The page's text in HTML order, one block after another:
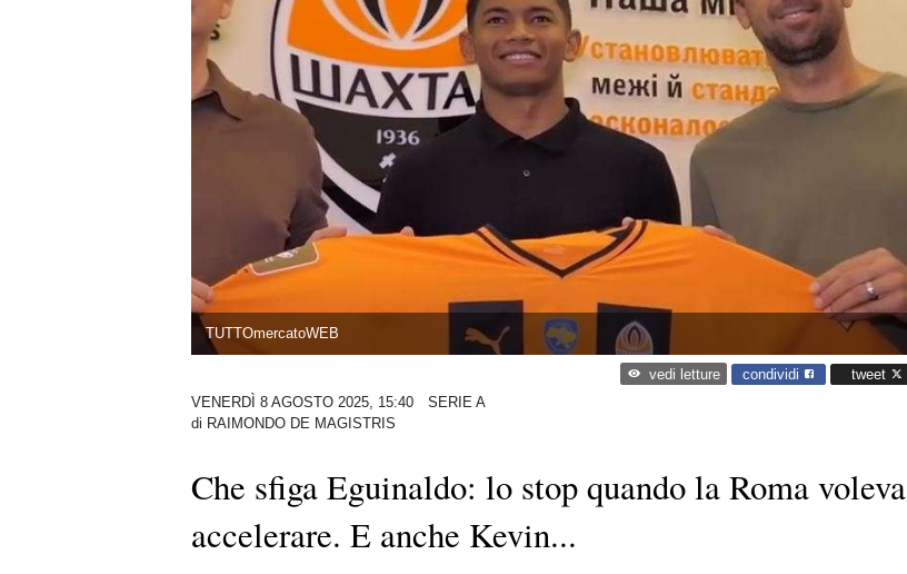
TUTTOmercatoWEB
vedi letture condividi
tweet
VENERDÌ 8 AGOSTO 2025, 15:40
SERIE A
di RAIMONDO DE MAGISTRIS
Che sfiga Eguinaldo: lo stop quando la Roma voleva
accelerare. E anche Kevin...